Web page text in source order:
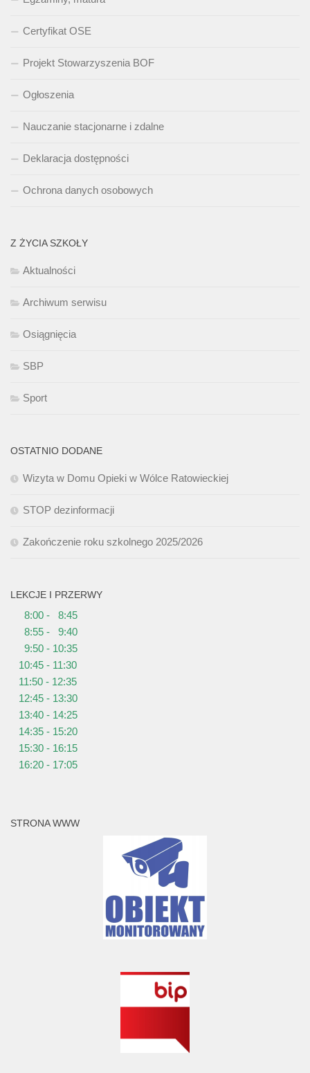
Certyfikat OSE
Projekt Stowarzyszenia BOF
Ogłoszenia
Nauczanie stacjonarne i zdalne
Deklaracja dostępności
Ochrona danych osobowych
Z ŻYCIA SZKOŁY
Aktualności
Archiwum serwisu
Osiągnięcia
SBP
Sport
OSTATNIO DODANE
Wizyta w Domu Opieki w Wólce Ratowieckiej
STOP dezinformacji
Zakończenie roku szkolnego 2025/2026
LEKCJE I PRZERWY
8:00 - 8:45
8:55 - 9:40
9:50 - 10:35
10:45 - 11:30
11:50 - 12:35
12:45 - 13:30
13:40 - 14:25
14:35 - 15:20
15:30 - 16:15
16:20 - 17:05
STRONA WWW